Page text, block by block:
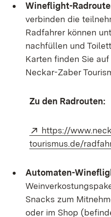
Wineflight-
verbinden die
Radfahrer können
nachfüllen und
Karten finden Sie
Neckar-Zaber
Zu den Radrouten:
Extern:
https://
tourismus.de/
Automaten-
Snacks zum
oder im Shop